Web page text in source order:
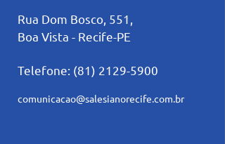
Rua Dom Bosco, 551,
Boa Vista - Recife-PE
Telefone: (81) 2129-5900
comunicacao@salesianorecife.com.br